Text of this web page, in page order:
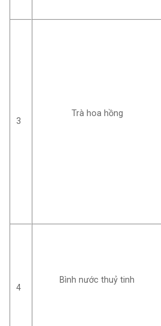
3
Trà hoa hồng
4
Bình nước thuỷ tinh